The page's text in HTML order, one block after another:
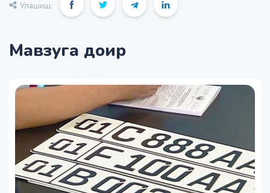
Улашиш:
Мавзуга доир